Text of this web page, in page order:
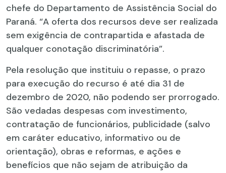
chefe do Departamento de Assistência Social do
Paraná. “A oferta dos recursos deve ser realizada
sem exigência de contrapartida e afastada de
qualquer conotação discriminatória”.
Pela resolução que instituiu o repasse, o prazo
para execução do recurso é até dia 31 de
dezembro de 2020, não podendo ser prorrogado.
São vedadas despesas com investimento,
contratação de funcionários, publicidade (salvo
em caráter educativo, informativo ou de
orientação), obras e reformas, e ações e
benefícios que não sejam de atribuição da